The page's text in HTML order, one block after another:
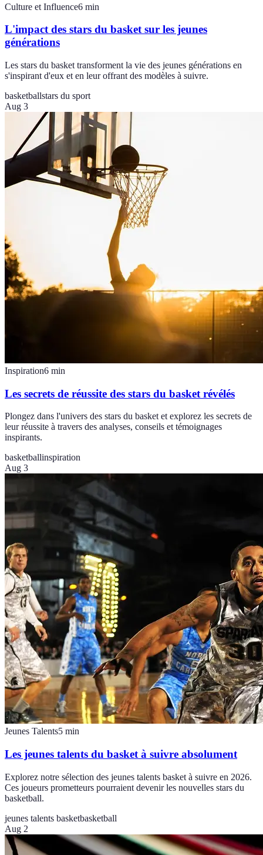
Culture et Influence6 min
L'impact des stars du basket sur les jeunes
générations
Les stars du basket transforment la vie des jeunes générations en
s'inspirant d'eux et en leur offrant des modèles à suivre.
basketballstars du sport
Aug 3
Inspiration6 min
Les secrets de réussite des stars du basket révélés
Plongez dans l'univers des stars du basket et explorez les secrets de
leur réussite à travers des analyses, conseils et témoignages
inspirants.
basketballinspiration
Aug 3
Jeunes Talents5 min
Les jeunes talents du basket à suivre absolument
Explorez notre sélection des jeunes talents basket à suivre en 2026.
Ces joueurs prometteurs pourraient devenir les nouvelles stars du
basketball.
jeunes talents basketbasketball
Aug 2